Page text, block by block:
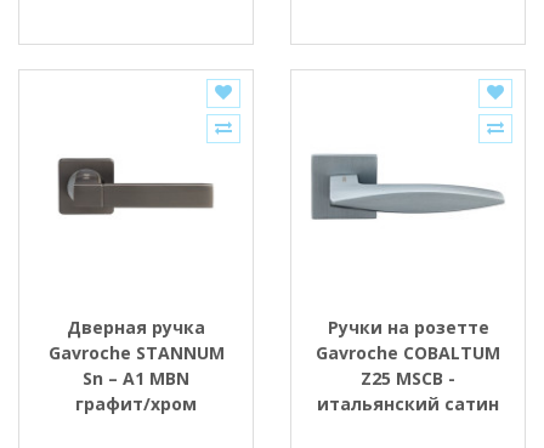
Дверная ручка
Gavroche STANNUM
Sn – A1 MBN
графит/хром
Ручки на розетте
Gavroche COBALTUM
Z25 MSCB -
итальянский сатин